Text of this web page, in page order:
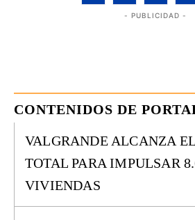
- PUBLICIDAD -
CONTENIDOS DE
VALGRANDE ALCANZA
TOTAL PARA IMPULSAR
VIVIENDAS